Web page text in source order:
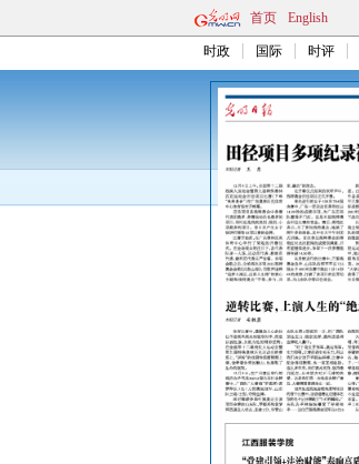
首页 English
时政 国际 时评